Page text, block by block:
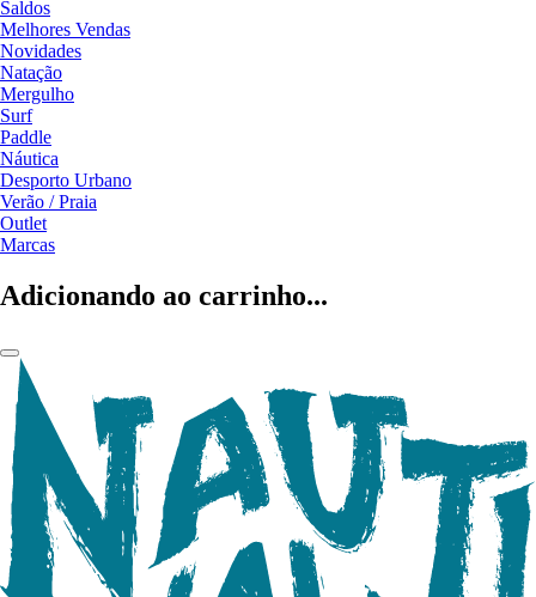
Saldos
Melhores Vendas
Novidades
Natação
Mergulho
Surf
Paddle
Náutica
Desporto Urbano
Verão / Praia
Outlet
Marcas
Adicionando ao carrinho...